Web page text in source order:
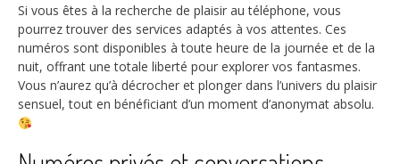
Si vous êtes à la recherche de plaisir au téléphone, vous
pourrez trouver des services adaptés à vos attentes. Ces
numéros sont disponibles à toute heure de la journée et de la
nuit, offrant une totale liberté pour explorer vos fantasmes.
Vous n’aurez qu’à décrocher et plonger dans l’univers du plaisir
sensuel, tout en bénéficiant d’un moment d’anonymat absolu.